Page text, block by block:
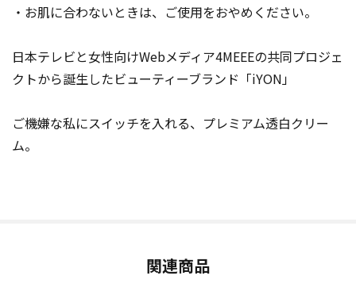
・お肌に合わないときは、ご使用をおやめください。
日本テレビと女性向けWebメディア4MEEEの共同プロジェ
クトから誕生したビューティーブランド「iYON」
ご機嫌な私にスイッチを入れる、プレミアム透白クリー
ム。
関連商品